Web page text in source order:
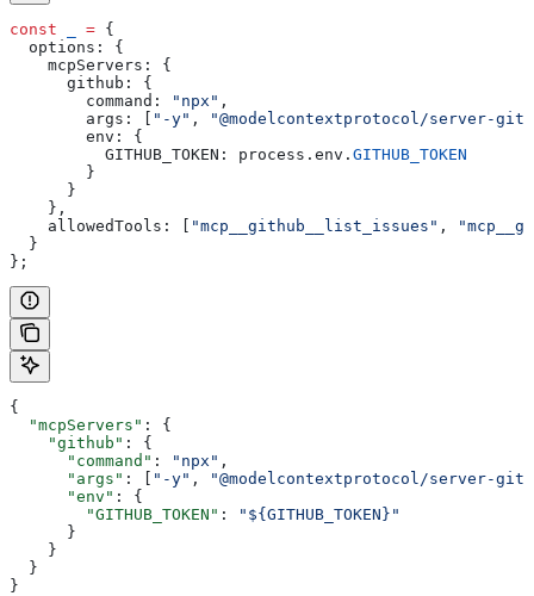
const = {
  options:
{
    mcpServers:
{
      github:
{
        command:
"npx" ,
        args:
"-y" ,
"@modelcontextprotocol/server-
        env:
{
          GITHUB_TOKEN:
process . env . GITHUB_TOKEN
        }
      }
    },
    allowedTools:
"mcp__github__list_issues" ,
  }
};
{
  "mcpServers"
: {
    "github"
: {
      "command"
: "npx" ,
      "args"
: [ "-y" ,
"@modelcontextprotocol/server-
      "env"
: {
        "GITHUB_TOKEN"
:
"${GITHUB_TOKEN}"
      }
    }
  }
}